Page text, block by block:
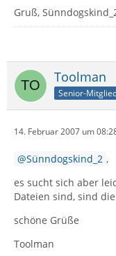
Gruß,
Toolman
Senior-
14. Februar 2007 um
Sünndogskind_2 ,
es sucht sich aber
Dateien sind, sind
schöne Grüße
Toolman